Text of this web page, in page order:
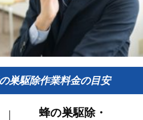
巣駆除作業料金の目安
蜂の巣駆除・